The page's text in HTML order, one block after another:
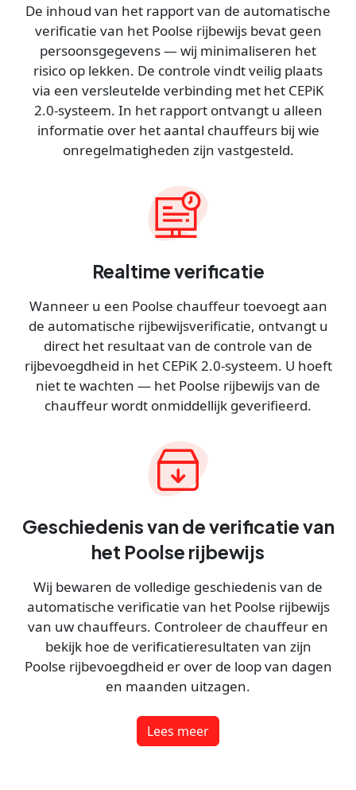
De inhoud van het rapport van de automatische
verificatie van het Poolse rijbewijs bevat geen
persoonsgegevens — wij minimaliseren het
risico op lekken. De controle vindt veilig plaats
via een versleutelde verbinding met het CEPiK
2.0-systeem. In het rapport ontvangt u alleen
informatie over het aantal chauffeurs bij wie
onregelmatigheden zijn vastgesteld.
Realtime verificatie
Wanneer u een Poolse chauffeur toevoegt aan
de automatische rijbewijsverificatie, ontvangt u
direct het resultaat van de controle van de
rijbevoegdheid in het CEPiK 2.0-systeem. U hoeft
niet te wachten — het Poolse rijbewijs van de
chauffeur wordt onmiddellijk geverifieerd.
Geschiedenis van de verificatie van
het Poolse rijbewijs
Wij bewaren de volledige geschiedenis van de
automatische verificatie van het Poolse rijbewijs
van uw chauffeurs. Controleer de chauffeur en
bekijk hoe de verificatieresultaten van zijn
Poolse rijbevoegdheid er over de loop van dagen
en maanden uitzagen.
Lees meer